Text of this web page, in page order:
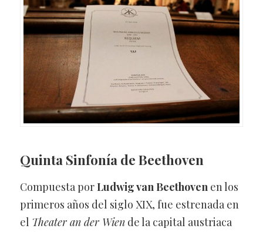
Quinta Sinfonía de Beethoven
Compuesta porLudwig van Beethovenen los
primeros años del siglo XIX, fue estrenada en
el Theater an der Wiende la capital austriaca